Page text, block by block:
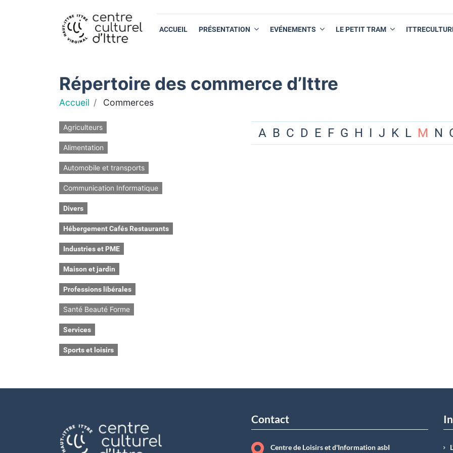
ACCUEIL PRÉSENTATION EVÉNEMENTS LE PETIT TRAM
Répertoire des commerce d’Ittre
Accueil Commerces
Agriculteurs
Alimentation
Automobile et transports
Communication Informatique
Divers
Hébergement Cafés Restaurants
Industries et PME
Maison et jardin
Professions libérales
Santé Beauté Forme
Services
Sports et loisirs
A B C D E F G H I J K L M N
Contact
Centre de Loisirs et d'Information asbI